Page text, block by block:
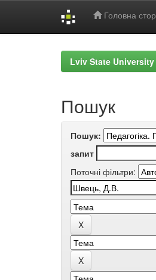
Головна
Lviv State
Пошук
Пошук:
запит
Поточні фільтри: